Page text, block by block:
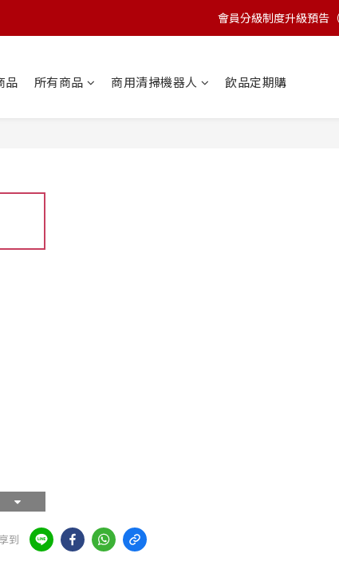
會員分級制度升級預告
品 所有商品 商用清掃機器人 飲品定期購
到